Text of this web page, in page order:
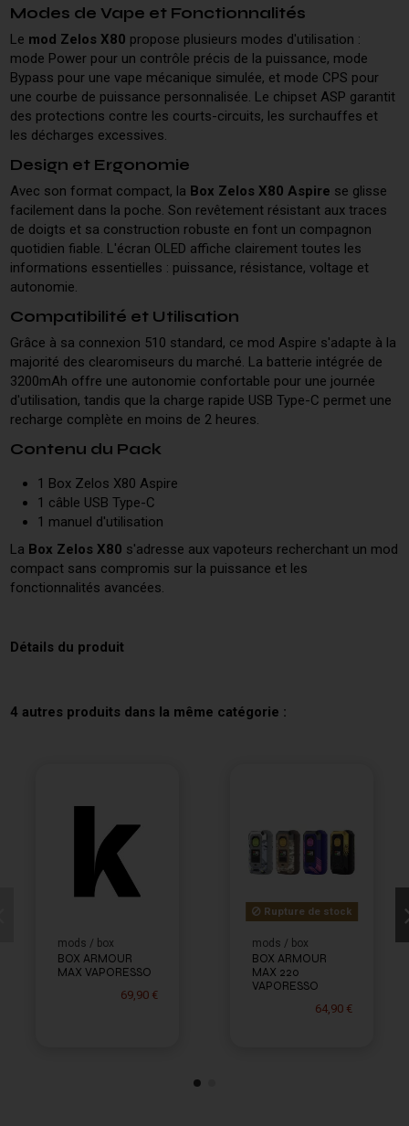
Modes de Vape et Fonctionnalités
Le mod Zelos X80 propose plusieurs modes d'utilisation :
mode Power pour un contrôle précis de la puissance, mode
Bypass pour une vape mécanique simulée, et mode CPS pour
une courbe de puissance personnalisée. Le chipset ASP garantit
des protections contre les courts-circuits, les surchauffes et
les décharges excessives.
Design et Ergonomie
Avec son format compact, la Box Zelos X80 Aspire se glisse
facilement dans la poche. Son revêtement résistant aux traces
de doigts et sa construction robuste en font un compagnon
quotidien fiable. L'écran OLED affiche clairement toutes les
informations essentielles : puissance, résistance, voltage et
autonomie.
Compatibilité et Utilisation
Grâce à sa connexion 510 standard, ce mod Aspire s'adapte à la
majorité des clearomiseurs du marché. La batterie intégrée de
3200mAh offre une autonomie confortable pour une journée
d'utilisation, tandis que la charge rapide USB Type-C permet une
recharge complète en moins de 2 heures.
Contenu du Pack
1 Box Zelos X80 Aspire
1 câble USB Type-C
1 manuel d'utilisation
La Box Zelos X80 s'adresse aux vapoteurs recherchant un mod
compact sans compromis sur la puissance et les
fonctionnalités avancées.
Détails du produit
4 autres produits dans la même catégorie :
mods / box
BOX ARMOUR
MAX VAPORESSO
69,90 €
Rupture de stock
mods / box
BOX ARMOUR
MAX 220
VAPORESSO
64,90 €